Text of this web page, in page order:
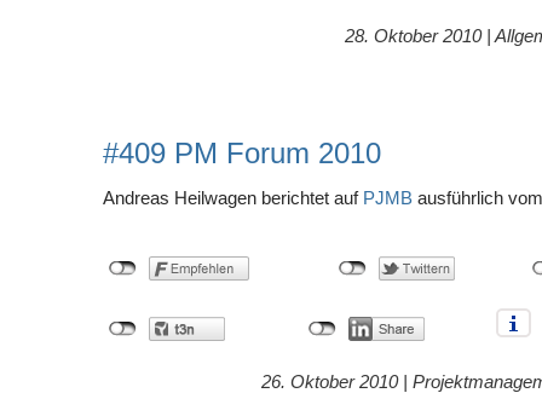
28. Oktober 2010 |
#409 PM Forum 2010
Andreas Heilwagen berichtet auf PJMB ausführlich
26. Oktober 2010 |